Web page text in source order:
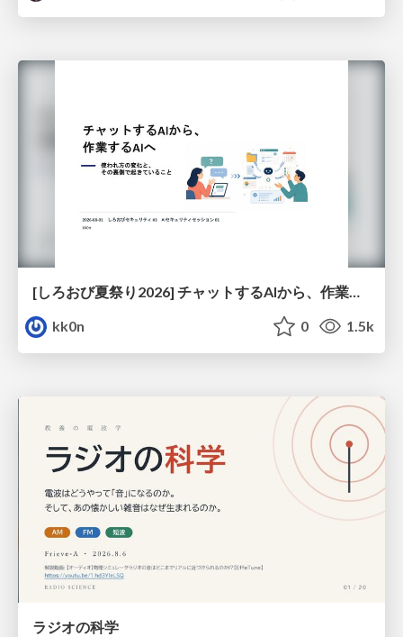
kk0n
0 1.5k
ラジオの科学